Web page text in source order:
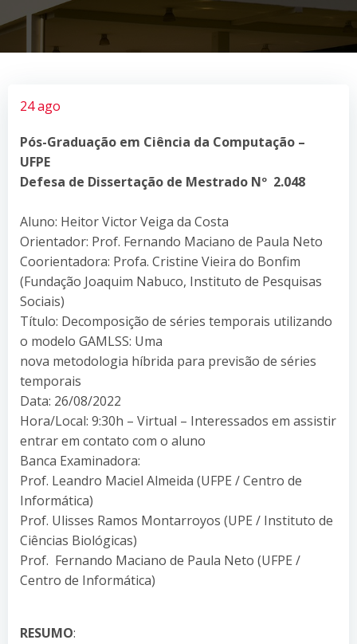
24 ago
Pós-Graduação em Ciência da Computação –
UFPE
Defesa de Dissertação de Mestrado Nº 2.048
Aluno: Heitor Victor Veiga da Costa
Orientador: Prof. Fernando Maciano de Paula Neto
Coorientadora: Profa. Cristine Vieira do Bonfim
(Fundação Joaquim Nabuco, Instituto de Pesquisas
Sociais)
Título: Decomposição de séries temporais utilizando
o modelo GAMLSS: Uma
nova metodologia híbrida para previsão de séries
temporais
Data: 26/08/2022
Hora/Local: 9:30h – Virtual – Interessados em assistir
entrar em contato com o aluno
Banca Examinadora:
Prof. Leandro Maciel Almeida (UFPE / Centro de
Informática)
Prof. Ulisses Ramos Montarroyos (UPE / Instituto de
Ciências Biológicas)
Prof. Fernando Maciano de Paula Neto (UFPE /
Centro de Informática)
RESUMO: